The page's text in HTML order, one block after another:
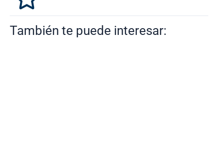
También te puede interesar: